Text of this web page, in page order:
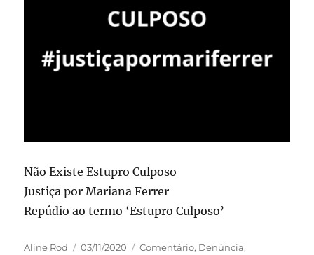
Não Existe Estupro Culposo
Justiça por Mariana Ferrer
Repúdio ao termo ‘Estupro Culposo’
Autor
Aline Rod
Publicado
03/11/2020 Categorias
Comentário, Denúncia,